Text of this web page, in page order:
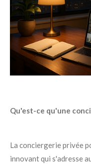
Qu'est-ce qu'une
La conciergerie privée
innovant qui s'adresse